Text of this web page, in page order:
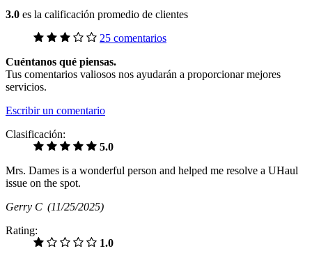
3.0 es la calificación promedio de clientes
25 comentarios
Cuéntanos qué piensas.
Tus comentarios valiosos nos ayudarán a proporcionar mejores
servicios.
Escribir un comentario
Clasificación:
5.0
Mrs. Dames is a wonderful person and helped me resolve a UHaul
issue on the spot.
Gerry C (11/25/2025)
Rating:
1.0